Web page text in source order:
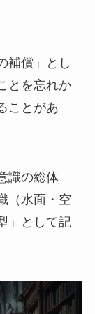
補償」とし
とを忘れか
ことがあ
識の総体
（水面・空
」として記